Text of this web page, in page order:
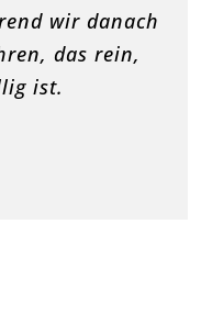
wir danach
das rein,
ist.